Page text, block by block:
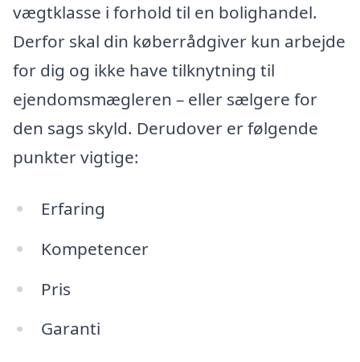
vægtklasse i forhold til en bolighandel.
Derfor skal din køberrådgiver kun arbejde
for dig og ikke have tilknytning til
ejendomsmægleren – eller sælgere for
den sags skyld. Derudover er følgende
punkter vigtige:
Erfaring
Kompetencer
Pris
Garanti